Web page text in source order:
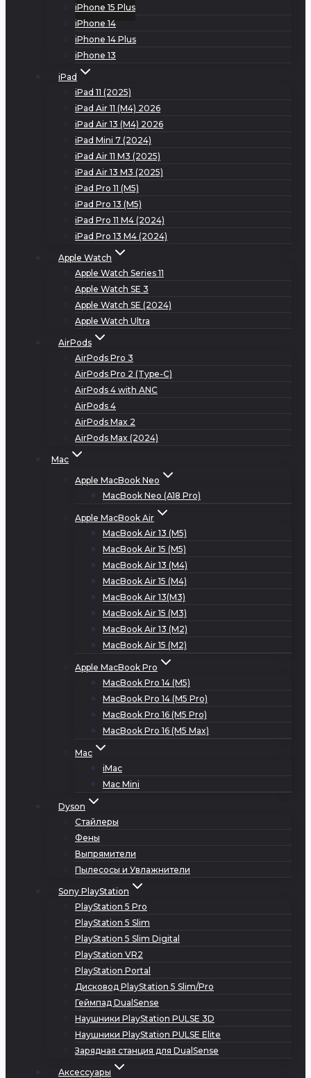
iPhone 15 Plus
iPhone 14
iPhone 14 Plus
iPhone 13
iPad
iPad 11 (2025)
iPad Air 11 (M4) 2026
iPad Air 13 (M4) 2026
iPad Mini 7 (2024)
iPad Air 11 M3 (2025)
iPad Air 13 M3 (2025)
iPad Pro 11 (M5)
iPad Pro 13 (M5)
iPad Pro 11 M4 (2024)
iPad Pro 13 M4 (2024)
Apple Watch
Apple Watch Series 11
Apple Watch SE 3
Apple Watch SE (2024)
Apple Watch Ultra
AirPods
AirPods Pro 3
AirPods Pro 2 (Type-C)
AirPods 4 with ANC
AirPods 4
AirPods Max 2
AirPods Max (2024)
Mac
Apple MacBook Neo
MacBook Neo (A18 Pro)
Apple MacBook Air
MacBook Air 13 (M5)
MacBook Air 15 (M5)
MacBook Air 13 (M4)
MacBook Air 15 (M4)
MacBook Air 13(M3)
MacBook Air 15 (M3)
MacBook Air 13 (M2)
MacBook Air 15 (M2)
Apple MacBook Pro
MacBook Pro 14 (M5)
MacBook Pro 14 (M5 Pro)
MacBook Pro 16 (M5 Pro)
MacBook Pro 16 (M5 Max)
Mac
iMac
Mac Mini
Dyson
Стайлеры
Фены
Выпрямители
Пылесосы и Увлажнители
Sony PlayStation
PlayStation 5 Pro
PlayStation 5 Slim
PlayStation 5 Slim Digital
PlayStation VR2
PlayStation Portal
Дисковод PlayStation 5 Slim/Pro
Геймпад DualSense
Наушники PlayStation PULSE 3D
Наушники PlayStation PULSE Elite
Зарядная станция для DualSense
Аксессуары